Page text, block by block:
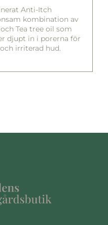
Anti-Itch
kombination av
Tea tree oil som
djupt in i porerna för
irriterad hud.